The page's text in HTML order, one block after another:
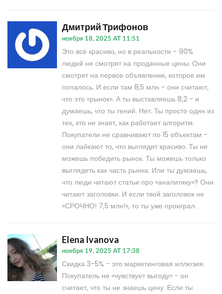
Дмитрий Трифонов
ноября 18, 2025 AT 11:51
Это всё красиво, но в реальности - 90%
людей не смотрят на проданные цены. Они
смотрят на первое объявление, которое им
попалось. И если там 8,5 млн - они считают,
что это «рынок». А ты выставляешь 8,2 - и
думаешь, что ты гений. Нет. Ты просто один из
тех, кто не знает, как работает алгоритм.
Покупатели не сравнивают по 15 объектам -
они лайкают то, что выглядит красиво. Ты не
можешь победить рынок. Ты можешь только
выглядеть как часть рынка. Или ты думаешь,
что люди читают статьи про «аналитику»? Они
читают заголовки. И если твой заголовок не
«СРОЧНО! 7,5 млн!», то ты уже проиграл.
Elena Ivanova
ноября 19, 2025 AT 17:38
Скидка 3-5% - это маркетинговая иллюзия.
Покупатель не «чувствует выгоду» - он
считает, что ты не знаешь цену. Если ты